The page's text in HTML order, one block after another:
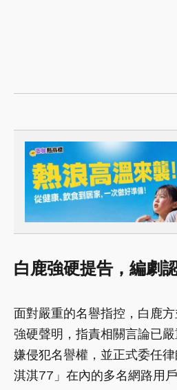
白鹿強硬提告，編劇
面對嚴重的名譽指控，白鹿
強硬聲明，指責相關言論已
嫌侵犯名譽權，並正式委任
淇淇77」在內的多名網路用